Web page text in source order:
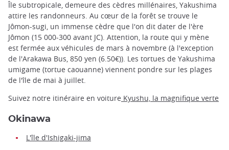
Île subtropicale, demeure des cèdres millénaires, Yakushima
attire les randonneurs. Au cœur de la forêt se trouve le
Jômon-sugi, un immense cèdre que l'on dit dater de l'ère
Jômon (15 000-300 avant JC). Attention, la route qui y mène
est fermée aux véhicules de mars à novembre (à l'exception
de l'Arakawa Bus, 850 yen (6.50€)). Les tortues de Yakushima
umigame (tortue caouanne) viennent pondre sur les plages
de l'île de mai à juillet.
Suivez notre itinéraire en voiture Kyushu, la magnifique verte
Okinawa
L'île d'Ishigaki-jima